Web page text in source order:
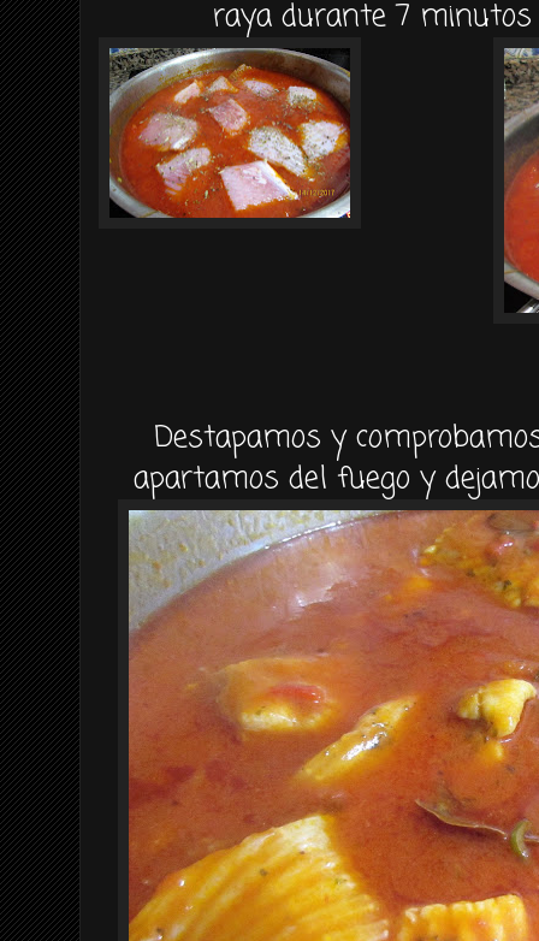
raya durante 7
Destapamos y
apartamos del fuego y